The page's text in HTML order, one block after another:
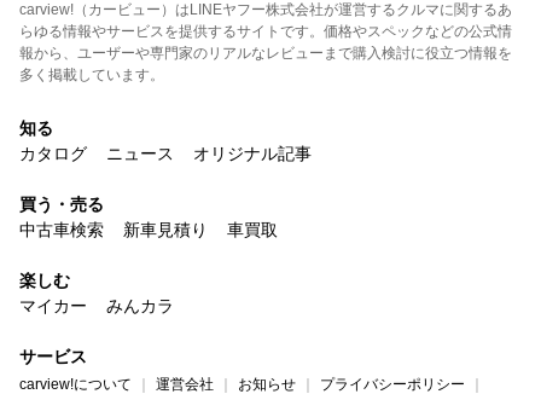
carview!（カービュー）はLINEヤフー株式会社が運営するクルマに関するあ
らゆる情報やサービスを提供するサイトです。価格やスペックなどの公式情
報から、ユーザーや専門家のリアルなレビューまで購入検討に役立つ情報を
多く掲載しています。
知る
カタログ
ニュース オリジナル記事
買う・売る
中古車検索
新車見積り 車買取
楽しむ
マイカー
みんカラ
サービス
carview!について 運営会社 お知らせ
プライバシーポリシー